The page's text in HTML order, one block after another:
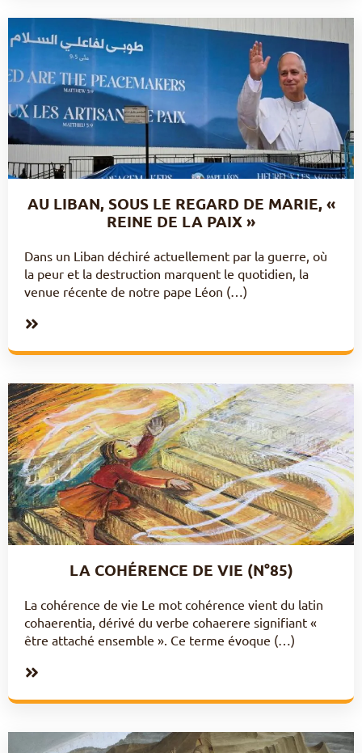
AU LIBAN, SOUS LE REGARD DE MARIE, «
REINE DE LA PAIX »
Dans un Liban déchiré actuellement par la guerre, où
la peur et la destruction marquent le quotidien, la
venue récente de notre pape Léon (…)
LA COHÉRENCE DE VIE (N°85)
La cohérence de vie Le mot cohérence vient du latin
cohaerentia, dérivé du verbe cohaerere signifiant «
être attaché ensemble ». Ce terme évoque (…)